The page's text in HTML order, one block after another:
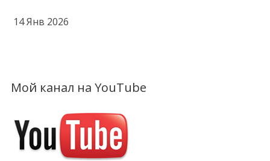
14 Янв 2026
Мой канал на YouTube